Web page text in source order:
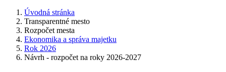
Úvodná stránka
Transparentné mesto
Rozpočet mesta
Ekonomika a správa majetku
Rok 2026
Návrh - rozpočet na roky 2026-2027